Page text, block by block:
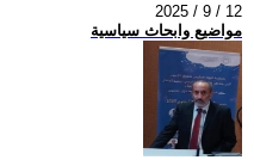
2025 / 9 / 12
مواضيع وابحاث سياسية